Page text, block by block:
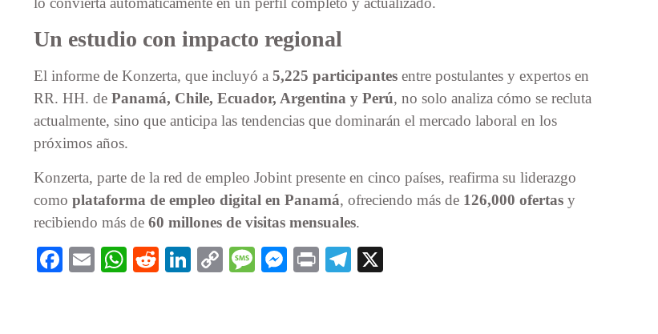
Un estudio con impacto regional
El informe de Konzerta, que incluyó a 5,225 participantes entre postulantes y expertos en
RR. HH. de Panamá, Chile, Ecuador, Argentina y Perú, no solo analiza cómo se recluta
actualmente, sino que anticipa las tendencias que dominarán el mercado laboral en los
próximos años.
Konzerta, parte de la red de empleo Jobint presente en cinco países, reafirma su liderazgo
como plataforma de empleo digital en Panamá, ofreciendo más de 126,000 ofertas y
recibiendo más de 60 millones de visitas mensuales.
Facebook
EmailWhatsApp
RedditLinkedIn
CopyMessage
Messenger
PrintTelegram